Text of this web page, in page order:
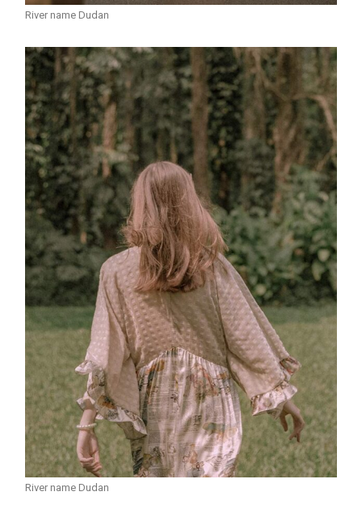
River name Dudan
River name Dudan